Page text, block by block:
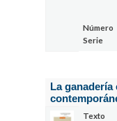
Número
Serie
La ganadería
Texto